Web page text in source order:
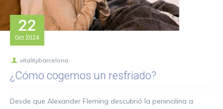
22
Oct 2024
vitalitybarcelona
¿Cómo cogemos un resfriado?
Desde que Alexander Fleming descubrió la penincilina a